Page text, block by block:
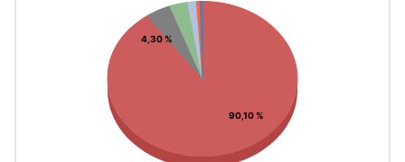
Pie chart with 6 slices.
View as data table, Chart
90,10 %
4,30 %